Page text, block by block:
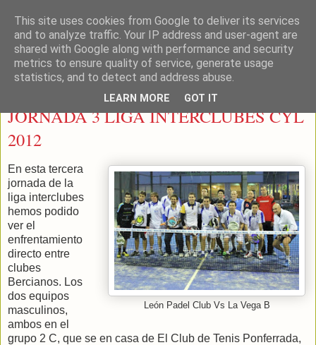
LEON PADEL
martes, 7 de febrero de 2012
JORNADA 3 LIGA INTERCLUBES CYL
2012
León Padel Club Vs La Vega B
En esta tercera
jornada de la
liga interclubes
hemos podido
ver el
enfrentamiento
directo entre
clubes
Bercianos. Los
dos equipos
masculinos,
ambos en el
grupo 2 C, que se en casa de El Club de Tenis Ponferrada,
This site uses cookies from Google to deliver its services
and to analyze traffic. Your IP address and user-agent are
shared with Google along with performance and security
metrics to ensure quality of service, generate usage
statistics, and to detect and address abuse.
LEARN MORE GOT IT